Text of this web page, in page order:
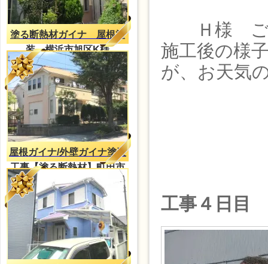
塗る断熱材ガイナ 屋根塗
装 横浜市旭区K様
屋根ガイナ/外壁ガイナ塗装
工事【塗る断熱材】町田市
Ｎ様邸
Ｈ様 ご確
施工後の様
が、お天気
工事４日目